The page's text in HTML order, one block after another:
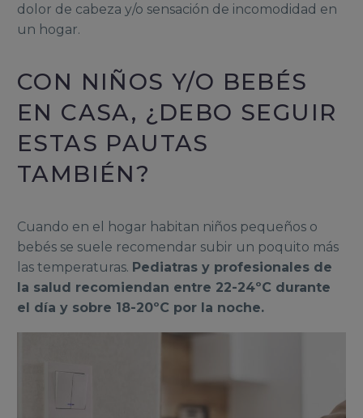
dolor de cabeza y/o sensación de incomodidad en
un hogar.
CON NIÑOS Y/O BEBÉS
EN CASA, ¿DEBO SEGUIR
ESTAS PAUTAS
TAMBIÉN?
Cuando en el hogar habitan niños pequeños o
bebés se suele recomendar subir un poquito más
las temperaturas. Pediatras y profesionales de
la salud recomiendan entre 22-24ºC durante
el día y sobre 18-20ºC por la noche.